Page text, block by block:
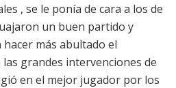
, se le ponía de cara a los de
un buen partido y
más abultado el
grandes intervenciones de
en el mejor jugador por los